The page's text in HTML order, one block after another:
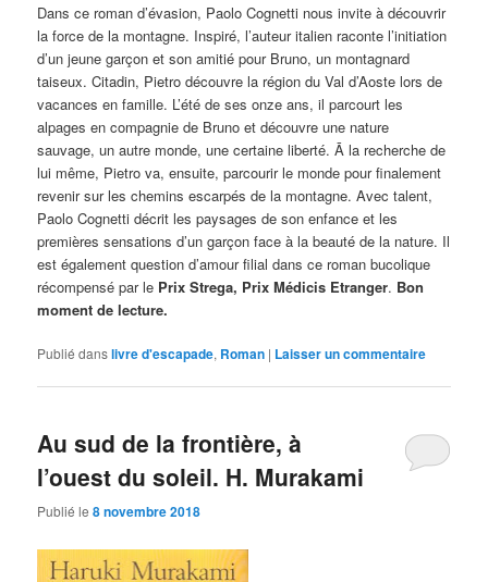
Dans ce roman d’évasion, Paolo Cognetti nous invite à découvrir
la force de la montagne. Inspiré, l’auteur italien raconte l’initiation
d’un jeune garçon et son amitié pour Bruno, un montagnard
taiseux. Citadin, Pietro découvre la région du Val d’Aoste lors de
vacances en famille. L’été de ses onze ans, il parcourt les
alpages en compagnie de Bruno et découvre une nature
sauvage, un autre monde, une certaine liberté. Ā la recherche de
lui même, Pietro va, ensuite, parcourir le monde pour finalement
revenir sur les chemins escarpés de la montagne. Avec talent,
Paolo Cognetti décrit les paysages de son enfance et les
premières sensations d’un garçon face à la beauté de la nature. Il
est également question d’amour filial dans ce roman bucolique
récompensé par le Prix Strega, Prix Médicis Etranger. Bon
moment de lecture.
Publié danslivre d'escapade, Roman | Laisser un commentaire
Au sud de la frontière, à
l’ouest du soleil. H. Murakami
Publié le8 novembre 2018